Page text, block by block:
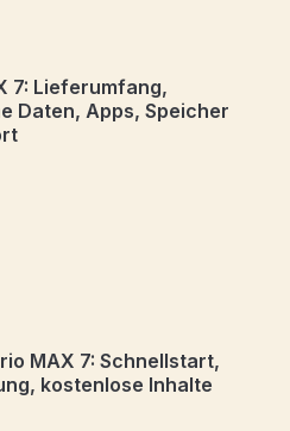
7: Lieferumfang,
Daten, Apps, Speicher
MAX 7: Schnellstart,
kostenlose Inhalte